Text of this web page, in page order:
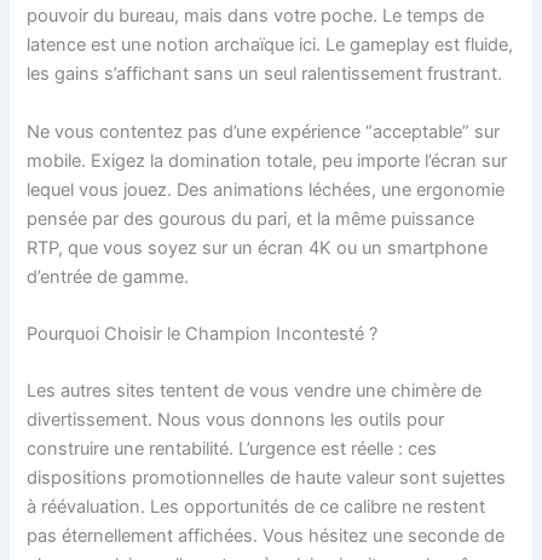
pouvoir du bureau, mais dans votre poche. Le temps de
latence est une notion archaïque ici. Le gameplay est fluide,
les gains s’affichant sans un seul ralentissement frustrant.
Ne vous contentez pas d’une expérience “acceptable” sur
mobile. Exigez la domination totale, peu importe l’écran sur
lequel vous jouez. Des animations léchées, une ergonomie
pensée par des gourous du pari, et la même puissance
RTP, que vous soyez sur un écran 4K ou un smartphone
d’entrée de gamme.
Pourquoi Choisir le Champion Incontesté ?
Les autres sites tentent de vous vendre une chimère de
divertissement. Nous vous donnons les outils pour
construire une rentabilité. L’urgence est réelle : ces
dispositions promotionnelles de haute valeur sont sujettes
à réévaluation. Les opportunités de ce calibre ne restent
pas éternellement affichées. Vous hésitez une seconde de